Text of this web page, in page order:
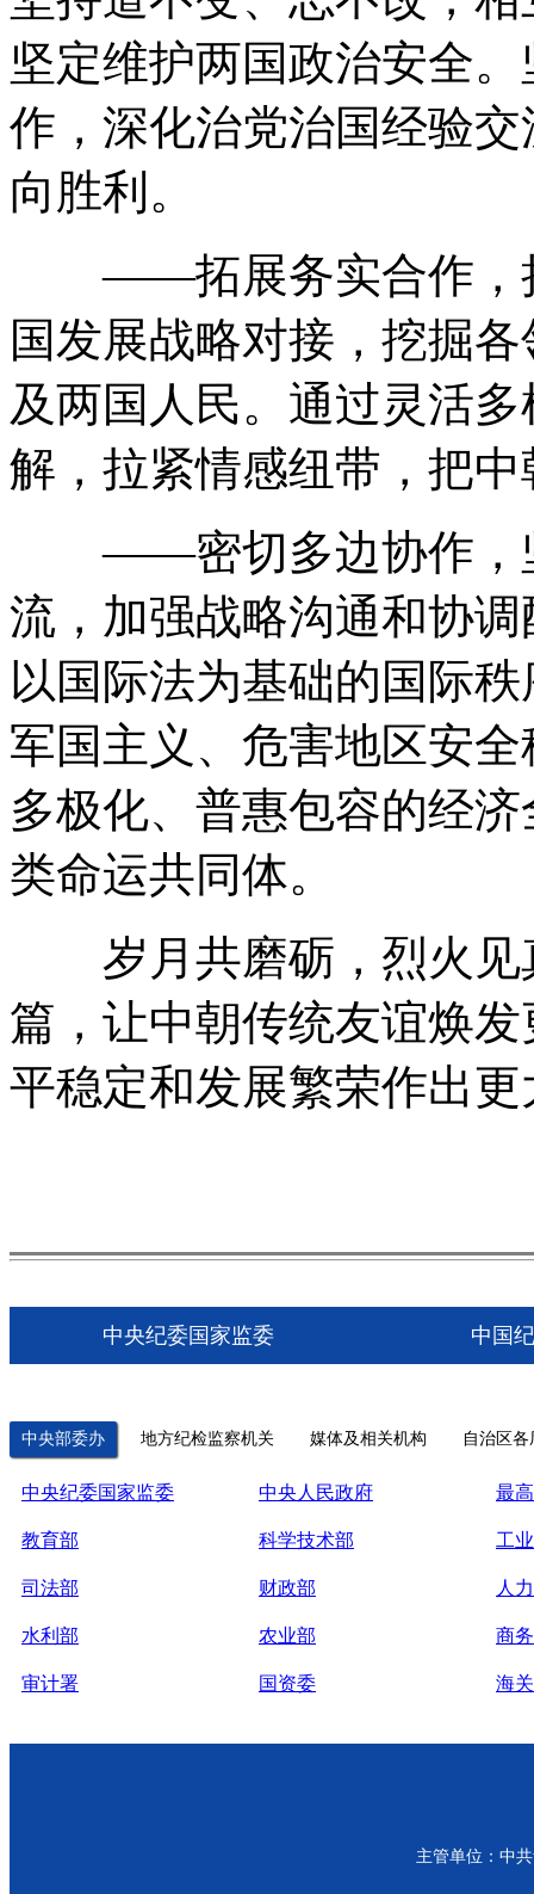
坚定维护两国政治安全
作，深化治党治国经验
向胜利。
——拓展务实合作，持
国发展战略对接，挖掘
及两国人民。通过灵活
解，拉紧情感纽带，把
——密切多边协作，坚
流，加强战略沟通和协
以国际法为基础的国际
军国主义、危害地区安
多极化、普惠包容的经
类命运共同体。
岁月共磨砺，烈火见
篇，让中朝传统友谊焕
平稳定和发展繁荣作出
中央纪委国家监委 中国
中央部委办 地方纪检监察机关 媒体及相关机构 自治区
中央纪委国家监委 中央人民政府 最
教育部 科学技术部 工
司法部 财政部 人
水利部 农业部 商
审计署 国资委 海
主管单位：中